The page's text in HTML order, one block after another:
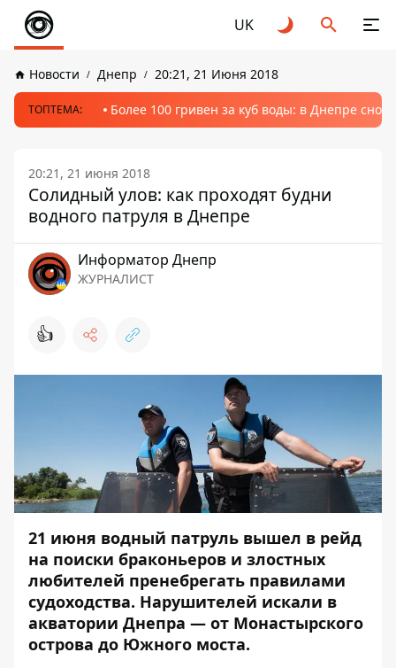
UK
Новости Днепр 20:21, 21 Июня 2018
ТОПТЕМА: Более 100 гривен за куб воды: в Днепре
20:21, 21 июня 2018
Солидный улов: как проходят будни
водного патруля в Днепре
Информатор Днепр
ЖУРНАЛИСТ
👍
21 июня водный патруль вышел в рейд
на поиски браконьеров и злостных
любителей пренебрегать правилами
судоходства. Нарушителей искали в
акватории Днепра — от Монастырского
острова до Южного моста.